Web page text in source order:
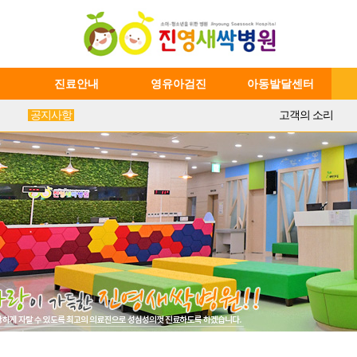
진료안내 영유아검진 아동발달센터
공지사항 고객의 소리